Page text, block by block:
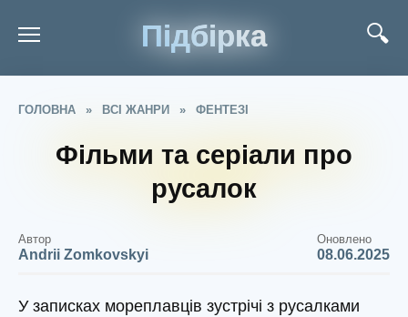
Підбірка
ГОЛОВНА » ВСІ ЖАНРИ » ФЕНТЕЗІ
Фільми та серіали про
русалок
Автор
Andrii Zomkovskyi
Оновлено
08.06.2025
У записках мореплавців зустрічі з русалками